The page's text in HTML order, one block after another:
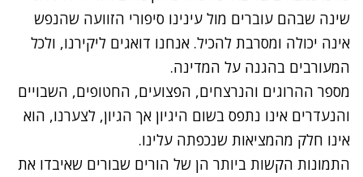
שינה שבהם עוברים מול עינינו סיפורי הזוועה שהנפש
אינה יכולה ומסרבת להכיל. אנחנו דואגים ליקירנו, ולכל
המעורבים בהגנה על המדינה.
מספר ההרוגים והנרצחים, הפצועים, החטופים, השבויים
והנעדרים אינו נתפס בשום היגיון אך הגיון, לצערנו, הוא
אינו חלק מהמציאות שנכפתה עלינו.
התמונות הקשות ביותר הן של הורים שבורים שאיבדו את